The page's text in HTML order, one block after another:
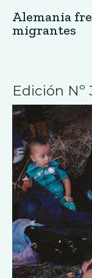
Alemania
migrantes
Edición Nº